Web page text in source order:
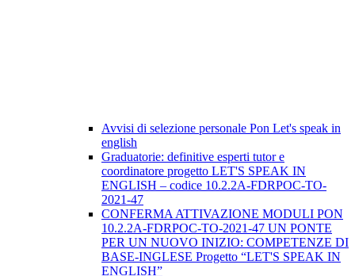
Avvisi di selezione personale Pon Let's speak in
english
Graduatorie: definitive esperti tutor e
coordinatore progetto LET'S SPEAK IN
ENGLISH – codice 10.2.2A-FDRPOC-TO-
2021-47
CONFERMA ATTIVAZIONE MODULI PON
10.2.2A-FDRPOC-TO-2021-47 UN PONTE
PER UN NUOVO INIZIO: COMPETENZE DI
BASE-INGLESE Progetto “LET'S SPEAK IN
ENGLISH”